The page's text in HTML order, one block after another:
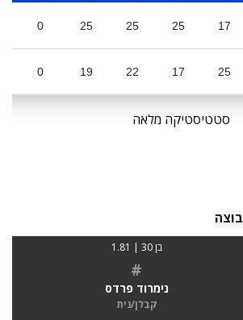
17
25
25
25
0
25
17
22
19
0
סטטיסטיקה מלאה
בן 30 | 1.81
#
נימרוד פרדס
קבלן/נית